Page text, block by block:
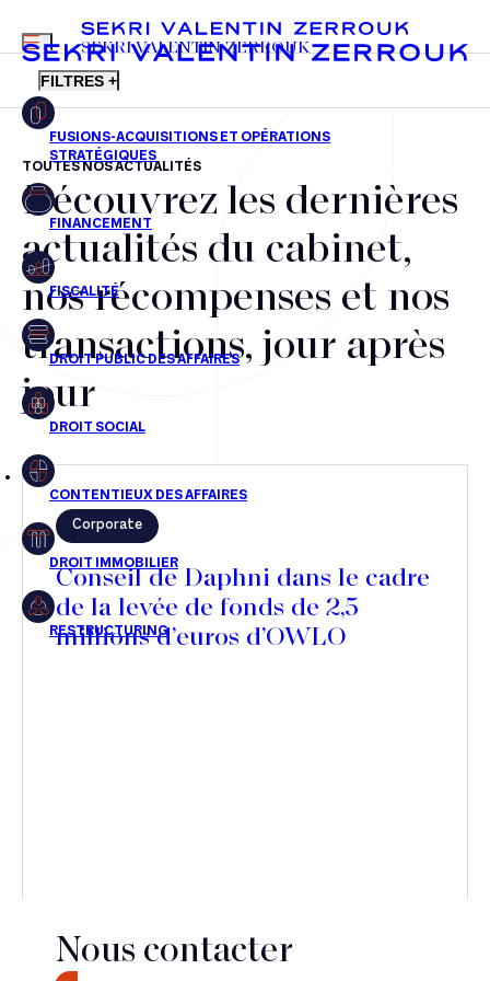
FR EN
MENU
SEKRI VALENTIN ZERROUK
FILTRES +
Fusions-acquisitions et opérations stratégiques
Financement
Fiscalité
Droit public des affaires
Droit social
Droit immobilier
Restructuring
Article
TOUTES NOS ACTUALITÉS
Découvrez les dernières
actualités du cabinet,
nos récompenses et nos
transactions, jour après
jour
Corporate
Conseil de Daphni dans le cadre
de la levée de fonds de 2,5
millions d’euros d’OWLO
Nous contacter